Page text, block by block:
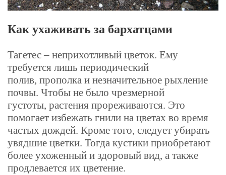
Как ухаживать за бархатцами
Тагетес – неприхотливый цветок. Ему
требуется лишь периодический
полив, прополка и незначительное рыхление
почвы. Чтобы не было чрезмерной
густоты, растения прореживаются. Это
помогает избежать гнили на цветах во время
частых дождей. Кроме того, следует убирать
увядшие цветки. Тогда кустики приобретают
более ухоженный и здоровый вид, а также
продлевается их цветение.